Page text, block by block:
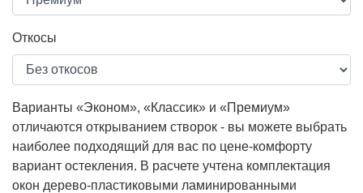
Откосы
Варианты «Эконом», «Классик» и «Премиум»
отличаются открыванием створок - вы можете выбрать
наиболее подходящий для вас по цене-комфорту
вариант остекления. В расчете учтена комплектация
окон дерево-пластиковыми ламинированными